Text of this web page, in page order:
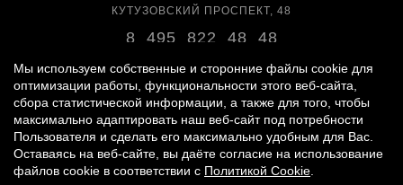
КУТУЗОВСКИЙ ПРОСПЕКТ, 48
8 495 822 48 48
ВРЕМЯ РАБОТЫ:
ЕЖЕДНЕВНО С 11:00 ДО 22:00
© 2007 - 2026«ВРЕМЕНА ГОДА»
Мы используем собственные и сторонние файлы cookie для
оптимизации работы, функциональности этого веб-сайта,
сбора статистической информации, а также для того, чтобы
максимально адаптировать наш веб-сайт под потребности
Пользователя и сделать его максимально удобным для Вас.
Оставаясь на веб-сайте, вы даёте согласие на использование
файлов cookie в соответствии с Политикой Cookie